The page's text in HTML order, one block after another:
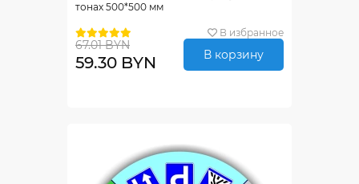
тонах 500*500 мм
В избранное
67.01 BYN
59.30 BYN В корзину